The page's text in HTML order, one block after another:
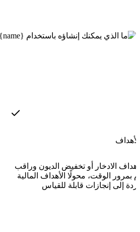
الادخار أو تخفيض الديون وراقب
بمرور الوقت، محولًا الأهداف المالية